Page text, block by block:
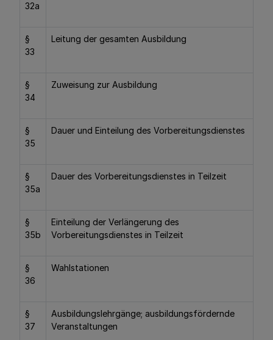
32a
§
33
Leitung der gesamten Ausbildung
§
34
Zuweisung zur Ausbildung
§
35
Dauer und Einteilung des Vorbereitungsdienstes
§
35a
Dauer des Vorbereitungsdienstes in Teilzeit
§
35b
Einteilung der Verlängerung des
Vorbereitungsdienstes in Teilzeit
§
36
Wahlstationen
§
37
Ausbildungslehrgänge; ausbildungsfördernde
Veranstaltungen